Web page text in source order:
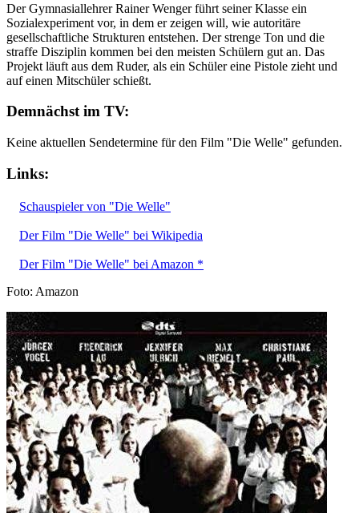
Der Gymnasiallehrer Rainer Wenger führt seiner Klasse ein
Sozialexperiment vor, in dem er zeigen will, wie autoritäre
gesellschaftliche Strukturen entstehen. Der strenge Ton und die
straffe Disziplin kommen bei den meisten Schülern gut an. Das
Projekt läuft aus dem Ruder, als ein Schüler eine Pistole zieht und
auf einen Mitschüler schießt.
Demnächst im TV:
Keine aktuellen Sendetermine für den Film "Die Welle" gefunden.
Links:
Schauspieler von "Die Welle"
Der Film "Die Welle" bei Wikipedia
Der Film "Die Welle" bei Amazon *
Foto: Amazon